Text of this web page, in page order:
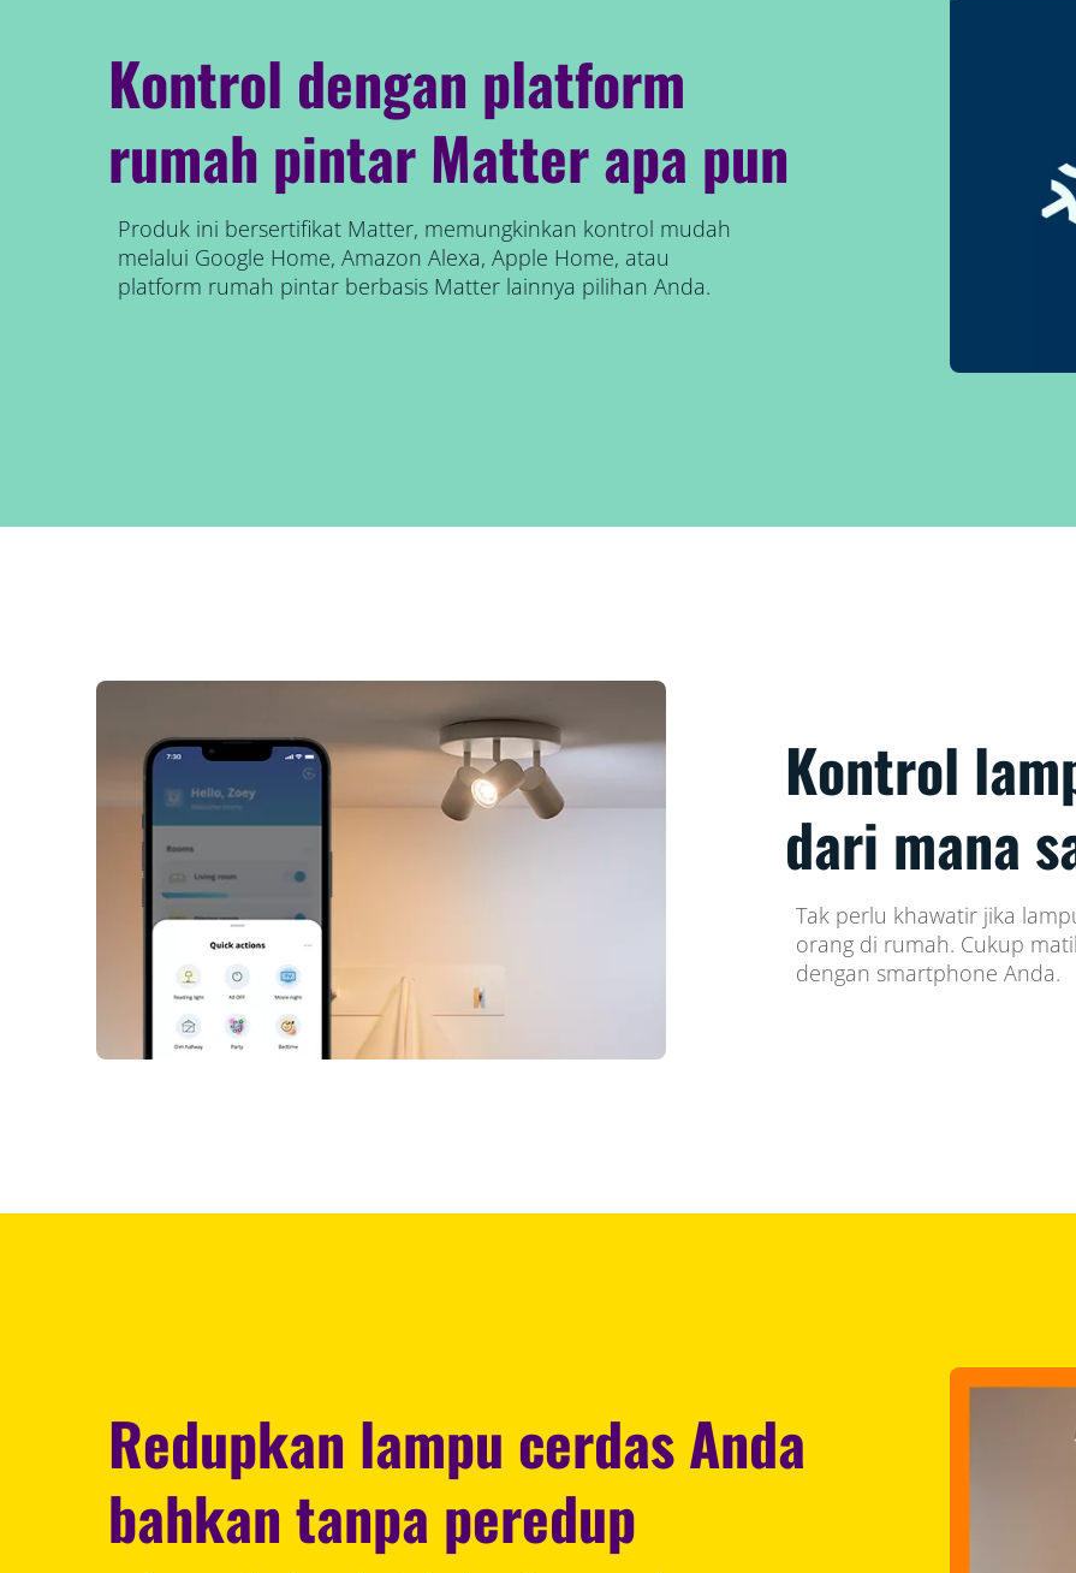
Kontrol dengan platform
rumah pintar Matter apa pun
Produk ini bersertifikat Matter, memungkinkan kontrol mudah
melalui Google Home, Amazon Alexa, Apple Home, atau
platform rumah pintar berbasis Matter lainnya pilihan Anda.
Kontrol
dari mana
Tak perlu khawatir jika
orang di rumah. Cukup
dengan smartphone Anda.
Redupkan lampu cerdas Anda
bahkan tanpa peredup